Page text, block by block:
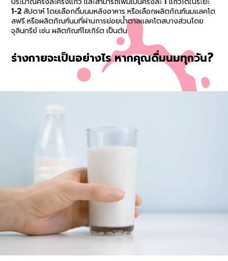
1-2 สัปดาห์ โดยเลือกดื่มนมหลังอาหาร หรือเลือกผลิตภัณฑ์นมแลคโต
สฟรี หรือผลิตภัณฑ์นมที่ผ่านการย่อยน้ำตาลแลคโตสบางส่วนโดย
จุลินทรีย์ เช่น ผลิตภัณฑ์โยเกิร์ต เป็นต้น
ร่างกายจะเป็นอย่างไร หากคุณดื่มนมทุกวัน?